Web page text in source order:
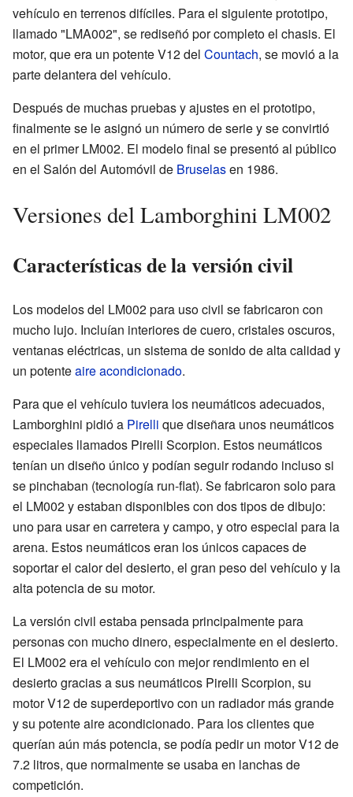
vehículo en terrenos difíciles. Para el siguiente prototipo,
llamado "LMA002", se rediseñó por completo el chasis. El
motor, que era un potente V12 del Countach, se movió a la
parte delantera del vehículo.
Después de muchas pruebas y ajustes en el prototipo,
finalmente se le asignó un número de serie y se convirtió
en el primer LM002. El modelo final se presentó al público
en el Salón del Automóvil de Bruselasen 1986.
Versiones del Lamborghini LM002
Características de la versión civil
Los modelos del LM002 para uso civil se fabricaron con
mucho lujo. Incluían interiores de cuero, cristales oscuros,
ventanas eléctricas, un sistema de sonido de alta calidad y
un potenteaire acondicionado.
Para que el vehículo tuviera los neumáticos adecuados,
Lamborghini pidió a Pirelli que diseñara unos neumáticos
especiales llamados Pirelli Scorpion. Estos neumáticos
tenían un diseño único y podían seguir rodando incluso si
se pinchaban (tecnología run-flat). Se fabricaron solo para
el LM002 y estaban disponibles con dos tipos de dibujo:
uno para usar en carretera y campo, y otro especial para la
arena. Estos neumáticos eran los únicos capaces de
soportar el calor del desierto, el gran peso del vehículo y la
alta potencia de su motor.
La versión civil estaba pensada principalmente para
personas con mucho dinero, especialmente en el desierto.
El LM002 era el vehículo con mejor rendimiento en el
desierto gracias a sus neumáticos Pirelli Scorpion, su
motor V12 de superdeportivo con un radiador más grande
y su potente aire acondicionado. Para los clientes que
querían aún más potencia, se podía pedir un motor V12 de
7.2 litros, que normalmente se usaba en lanchas de
competición.